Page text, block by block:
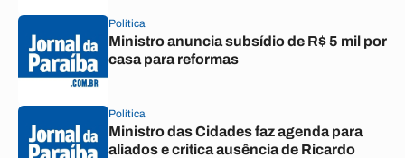
Política
Ministro anuncia subsídio de R$ 5 mil por
casa para reformas
Política
Ministro das Cidades faz agenda para
aliados e critica ausência de Ricardo